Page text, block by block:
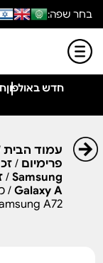
בחר שפה:
חדש באולפון
עמוד הבית
פרימיום /
Samsung
/
Galaxy A
A72